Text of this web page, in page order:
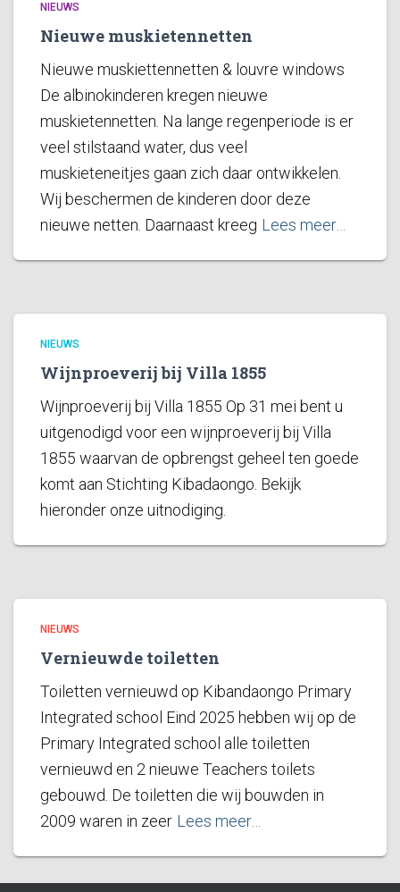
NIEUWS
Nieuwe muskietennetten
Nieuwe muskiettennetten & louvre windows
De albinokinderen kregen nieuwe
muskietennetten. Na lange regenperiode is er
veel stilstaand water, dus veel
muskieteneitjes gaan zich daar ontwikkelen.
Wij beschermen de kinderen door deze
nieuwe netten. Daarnaast kreeg Lees meer…
NIEUWS
Wijnproeverij bij Villa 1855
Wijnproeverij bij Villa 1855 Op 31 mei bent u
uitgenodigd voor een wijnproeverij bij Villa
1855 waarvan de opbrengst geheel ten goede
komt aan Stichting Kibadaongo. Bekijk
hieronder onze uitnodiging.
NIEUWS
Vernieuwde toiletten
Toiletten vernieuwd op Kibandaongo Primary
Integrated school Eind 2025 hebben wij op de
Primary Integrated school alle toiletten
vernieuwd en 2 nieuwe Teachers toilets
gebouwd. De toiletten die wij bouwden in
2009 waren in zeer Lees meer…